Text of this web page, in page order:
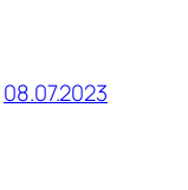
08.07.2023